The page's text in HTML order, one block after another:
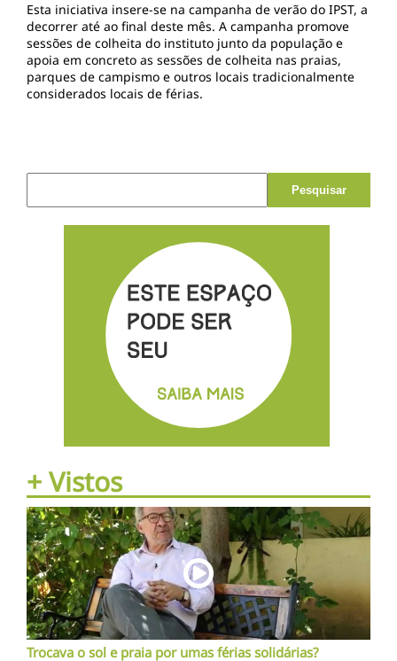
Esta iniciativa insere-se na campanha de verão do IPST, a
decorrer até ao final deste mês. A campanha promove
sessões de colheita do instituto junto da população e
apoia em concreto as sessões de colheita nas praias,
parques de campismo e outros locais tradicionalmente
considerados locais de férias.
Pesquisar por:
+ Vistos
Trocava o sol e praia por umas férias solidárias?